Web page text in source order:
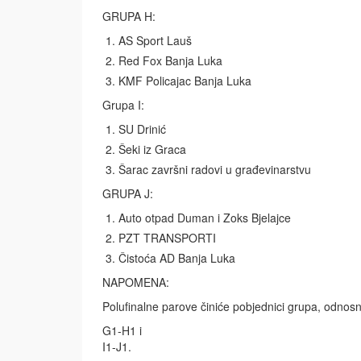
GRUPA H:
AS Sport Lauš
Red Fox Banja Luka
KMF Policajac Banja Luka
Grupa I:
SU Drinić
Šeki iz Graca
Šarac završni radovi u građevinarstvu
GRUPA J:
Auto otpad Duman i Zoks Bjelajce
PZT TRANSPORTI
Čistoća AD Banja Luka
NAPOMENA:
Polufinalne parove činiće pobjednici grupa,
G1-H1 i
I1-J1.